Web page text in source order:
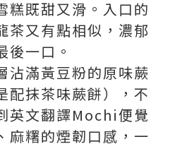
糕既甜又滑。入口的
茶又有點相似，濃郁
後一口。
沾滿黃豆粉的原味蕨
配抹茶味蕨餅），不
英文翻譯Mochi便覺
麻糬的煙韌口感，一